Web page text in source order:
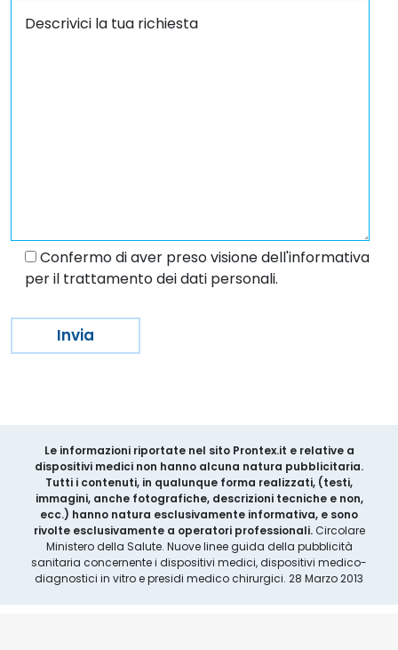
Confermo di aver preso visione dell'informativa
per il trattamento dei dati personali.
Le informazioni riportate nel sito Prontex.it e relative a
dispositivi medici non hanno alcuna natura pubblicitaria.
Tutti i contenuti, in qualunque forma realizzati, (testi,
immagini, anche fotografiche, descrizioni tecniche e non,
ecc.) hanno natura esclusivamente informativa, e sono
rivolte esclusivamente a operatori professionali.Circolare
Ministero della Salute. Nuove linee guida della pubblicità
sanitaria concernente i dispositivi medici, dispositivi medico-
diagnostici in vitro e presidi medico chirurgici. 28 Marzo 2013